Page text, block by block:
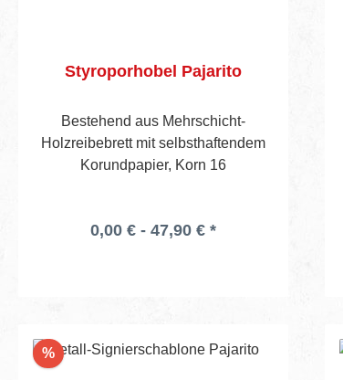
Styroporhobel Pajarito
Bestehend aus Mehrschicht-
Holzreibebrett mit selbsthaftendem
Korundpapier, Korn 16
0,00 € - 47,90 € *
%Rabatt